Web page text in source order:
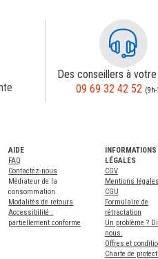
Des conseillers à
09 69 32 42 52
AIDE
FAQ
Contactez-nous
Médiateur de la
consommation
Modalités de retours
Accessibilité :
partiellement conforme
INFORMATIONS
LÉGALES
CGV
Mentions
CGU
Formulaire de
rétractation
Un problème ?
nous.
Offres et
Charte de